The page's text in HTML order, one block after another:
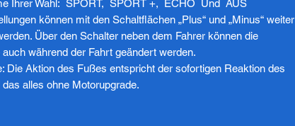
Ihrer Wahl: SPORT, SPORT +, ECHO Und AUS
können mit den Schaltflächen „Plus“ und „Minus“ weiter
Über den Schalter neben dem Fahrer können die
während der Fahrt geändert werden.
Die Aktion des Fußes entspricht der sofortigen Reaktion des
das alles ohne Motorupgrade.